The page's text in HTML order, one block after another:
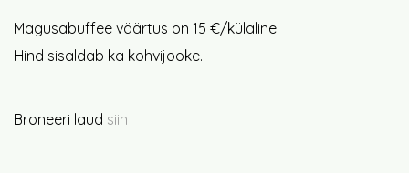
Magusabuffee väärtus on 15 €/külaline.
Hind sisaldab ka kohvijooke.
Broneeri laud siin